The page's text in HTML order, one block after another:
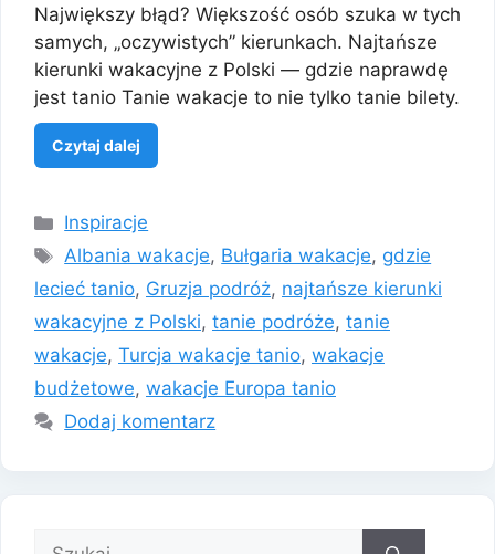
Największy błąd? Większość osób szuka w tych
samych, „oczywistych” kierunkach. Najtańsze
kierunki wakacyjne z Polski — gdzie naprawdę
jest tanio Tanie wakacje to nie tylko tanie bilety.
Czytaj dalej
Kategorie
Inspiracje
Tagi
Albania wakacje, Bułgaria wakacje, gdzie
lecieć tanio, Gruzja podróż, najtańsze kierunki
wakacyjne z Polski, tanie podróże, tanie
wakacje, Turcja wakacje tanio, wakacje
budżetowe, wakacje Europa tanio
Dodaj komentarz
Szukaj: